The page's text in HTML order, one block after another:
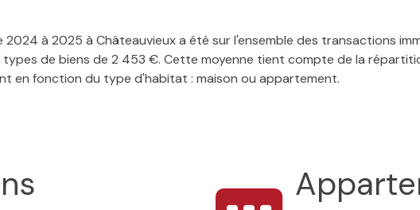
2024 à 2025 à Châteauvieux a été sur l'ensemble des transactions
de biens de 2 453 €. Cette moyenne tient compte de la
en fonction du type d'habitat : maison ou appartement.